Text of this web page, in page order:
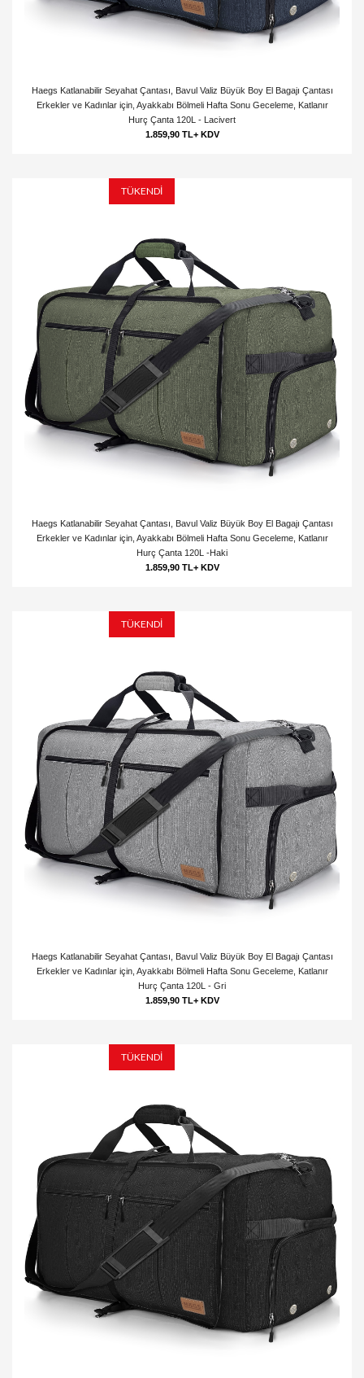
Haegs Katlanabilir Seyahat Çantası, Bavul Valiz Büyük Boy El Bagajı Çantası
Erkekler ve Kadınlar için, Ayakkabı Bölmeli Hafta Sonu Geceleme, Katlanır
Hurç Çanta 120L - Lacivert
1.859,90 TL+ KDV
TÜKENDİ
Haegs Katlanabilir Seyahat Çantası, Bavul Valiz Büyük Boy El Bagajı Çantası
Erkekler ve Kadınlar için, Ayakkabı Bölmeli Hafta Sonu Geceleme, Katlanır
Hurç Çanta 120L -Haki
1.859,90 TL+ KDV
TÜKENDİ
Haegs Katlanabilir Seyahat Çantası, Bavul Valiz Büyük Boy El Bagajı Çantası
Erkekler ve Kadınlar için, Ayakkabı Bölmeli Hafta Sonu Geceleme, Katlanır
Hurç Çanta 120L - Gri
1.859,90 TL+ KDV
TÜKENDİ